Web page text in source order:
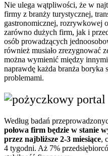
Nie ulega wątpliwości, że w
firmy z branży turystycznej,
gastronomicznej, rozrywkowej
zarówno dużych firm, jak i
osób prowadzących
również musiało zrezygnować
można wymienić między
naprawdę każda branża
problemami.
Według badań
połowa firm będzie w stanie
przez najbliższe 2-3 miesiące,
4 tygodni. Aż 7%